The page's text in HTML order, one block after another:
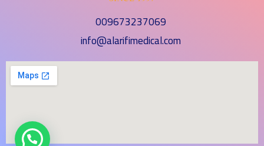
009673237069
info@alarifimedical.com